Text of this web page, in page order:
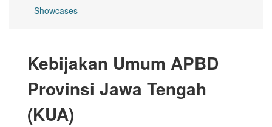
Showcases
Kebijakan Umum APBD
Provinsi Jawa Tengah
(KUA)